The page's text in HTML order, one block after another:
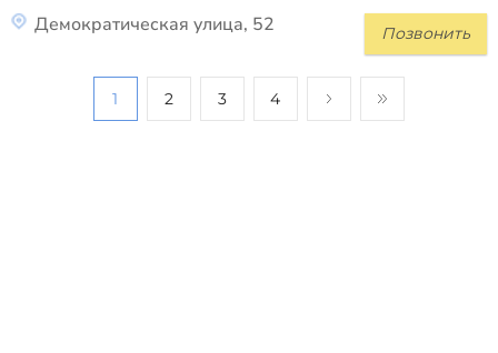
Позвонить
Демократическая улица, 52
1 2 3 4